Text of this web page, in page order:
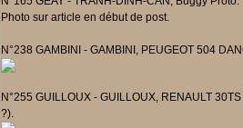
Photo sur article en début de post.
N°238 GAMBINI - GAMBINI, PEUGEOT 504
N°255 GUILLOUX - GUILLOUX, RENAULT
?).